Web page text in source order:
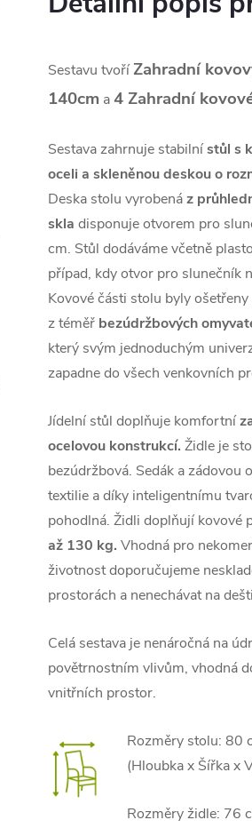
Sestavu tvoří Zahradní
140cm a4 Zahradní
Sestava zahrnuje stabilnístůl s
oceli a skleněnou deskou o
Deska stolu vyrobenáz
skla disponuje otvorem pro
cm. Stůl dodáváme včetně
případ, kdy otvor pro slunečník
Kovové části stolu byly
z téměř bezúdržbových
který svým jednoduchým
zapadne do všech venkovních
Jídelní stůl doplňuje komfortní
ocelovou konstrukcí. Židle je
bezúdržbová. Sedák a zádovou
textilie a díky inteligentnímu
pohodlná. Židli doplňují kovové
až 130 kg. Vhodná pro
životnost doporučujeme
prostorách a nenechávat na
Celá sestava je nenáročná na
povětrnostním vlivům, vhodná
vnitřních prostor.
Rozměry stolu: 80
(Hloubka x Šířka x
Rozměry židle: 76